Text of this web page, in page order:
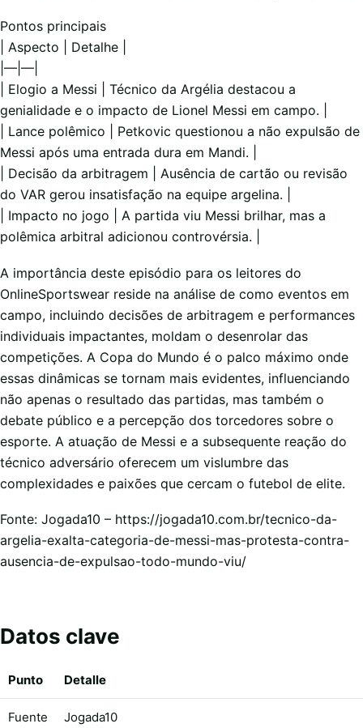
Pontos principais
| Aspecto | Detalhe |
|—|—|
| Elogio a Messi | Técnico da Argélia destacou a
genialidade e o impacto de Lionel Messi em campo. |
| Lance polêmico | Petkovic questionou a não expulsão de
Messi após uma entrada dura em Mandi. |
| Decisão da arbitragem | Ausência de cartão ou revisão
do VAR gerou insatisfação na equipe argelina. |
| Impacto no jogo | A partida viu Messi brilhar, mas a
polêmica arbitral adicionou controvérsia. |
A importância deste episódio para os leitores do
OnlineSportswear reside na análise de como eventos em
campo, incluindo decisões de arbitragem e performances
individuais impactantes, moldam o desenrolar das
competições. A Copa do Mundo é o palco máximo onde
essas dinâmicas se tornam mais evidentes, influenciando
não apenas o resultado das partidas, mas também o
debate público e a percepção dos torcedores sobre o
esporte. A atuação de Messi e a subsequente reação do
técnico adversário oferecem um vislumbre das
complexidades e paixões que cercam o futebol de elite.
Fonte: Jogada10 – https://jogada10.com.br/tecnico-da-
argelia-exalta-categoria-de-messi-mas-protesta-contra-
ausencia-de-expulsao-todo-mundo-viu/
Datos clave
Punto Detalle
Fuente Jogada10